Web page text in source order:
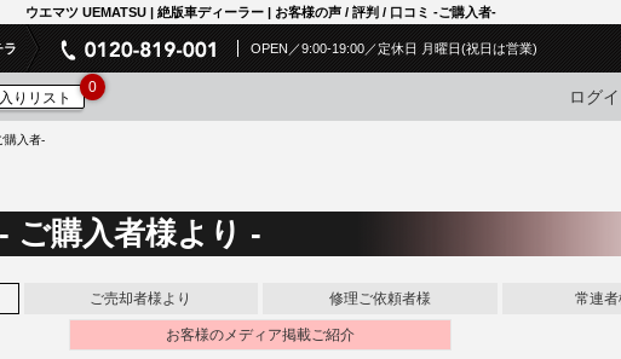
ウエマツ UEMATSU | 絶版車ディーラー | お客様の声 / 評判 / 口コミ -ご購入者-
ラ OPEN／9:00-19:00／定休日 月曜日(祝日は営業)
りリスト
0 ログ
購入者-
ご購入者様より -
ご売却者様より 修理ご依頼者様 常連者
お客様のメディア掲載ご紹介